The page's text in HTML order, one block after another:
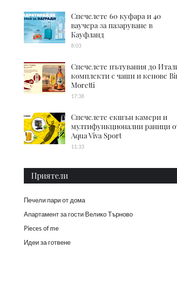
Спечелете 60 куфара и 40
ваучера за пазаруване в
Кауфланд
8:03
Спечелете пътувания до
комплекти с чаши и кенове
Moretti
17:38
Спечелете екшън камери и
мултифункционални раници
Aqua Viva Sport
11:33
Приятели
Печели пари от дома
Апартамент за гости Велико Търново
Pieces of me
Идеи за готвене